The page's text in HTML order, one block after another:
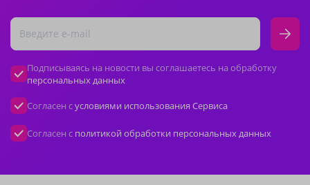
Подписываясь на новости вы соглашаетесь на обработку
персональных данных
Согласен сусловиями использования Сервиса
Согласен с политикой обработки персональных данных